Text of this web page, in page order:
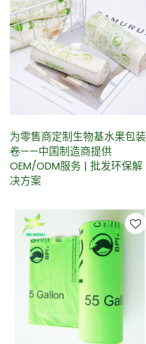
为零售商定制生物基水果包装
卷——中国制造商提供
OEM/ODM服务 | 批发环保解
决方案